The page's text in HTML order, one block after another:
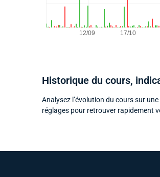
Historique du cours,
Analysez l’évolution du cours sur
réglages pour retrouver rapidement